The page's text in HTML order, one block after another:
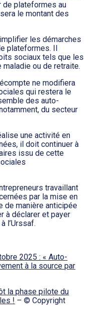
de plateformes au
le montant des
les démarches
plateformes. Il
sociaux tels que les
ou de retraite.
ne modifiera
qui restera le
des auto-
du secteur
une activité en
il doit continuer à
issu de cette
travaillant
par la mise en
de manière anticipée
à déclarer et payer
l’Urssaf.
2025 : « Auto-
à la source par
la phase pilote du
! – © Copyright